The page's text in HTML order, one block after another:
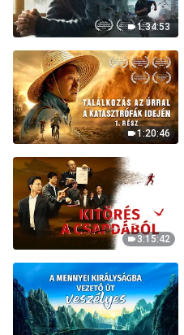
1:34:53
1:20:46
3:15:42